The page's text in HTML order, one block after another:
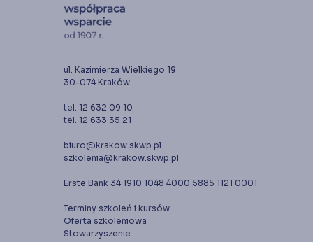
ul. Kazimierza Wielkiego 19
30-074 Kraków
tel. 12 632 09 10
tel. 12 633 35 21
biuro@krakow.skwp.pl
szkolenia@krakow.skwp.pl
Erste Bank 34 1910 1048 4000 5885 1121 0001
Terminy szkoleń i kursów
Oferta szkoleniowa
Stowarzyszenie